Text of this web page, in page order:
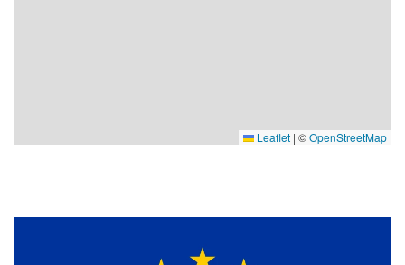
Leaflet | ©OpenStreetMap